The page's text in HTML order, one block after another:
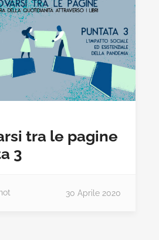
tra le pagine
3
30 Aprile 2020